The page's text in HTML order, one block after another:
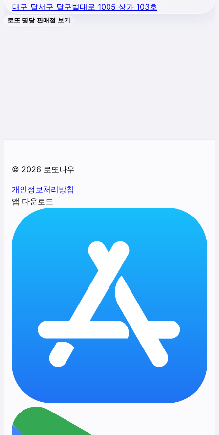
대구 달서구 달구벌대로 1005 상가 103호
로또 명당 판매점 보기
© 2026 로또나우
개인정보처리방침
앱 다운로드